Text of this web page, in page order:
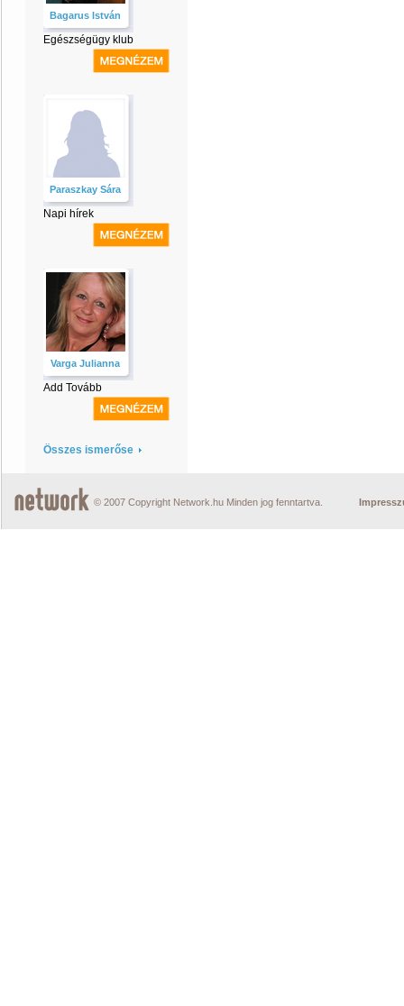
Bagarus István
Egészségügy klub
Paraszkay Sára
Napi hírek
Varga Julianna
Add Tovább
Összes ismerőse
© 2007 Copyright Network.hu Minden jog fenntartva.